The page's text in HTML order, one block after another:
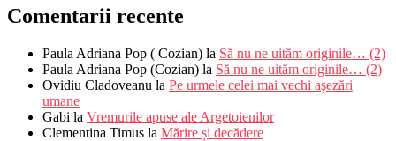
Comentarii recente
Paula Adriana Pop ( Cozian) la Să nu ne uităm originile… (2)
Paula Adriana Pop (Cozian) la Să nu ne uităm originile… (2)
Ovidiu Cladoveanu la Pe urmele celei mai vechi aşezări
umane
Gabi la Vremurile apuse ale Argetoienilor
Clementina Timus la Mărire și decădere